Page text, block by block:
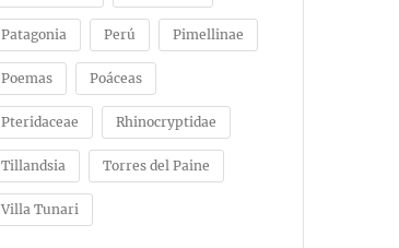
Patagonia Perú Pimellinae
Poemas Poáceas
Pteridaceae Rhinocryptidae
Tillandsia Torres del Paine
Villa Tunari